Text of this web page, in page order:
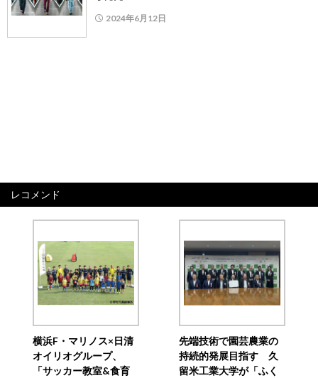
2024年6月12日
レコメンド
横浜F・マリノス×日清
オイリオグループ、
「サッカー教室&食育
先端技術で園芸農業の
持続的発展目指す 久
留米工業大学が「ふく